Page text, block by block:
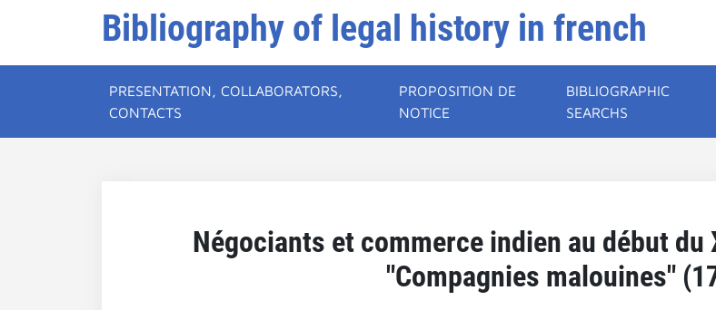
Bibliography of legal history in french
PRESENTATION, COLLABORATORS,
CONTACTS
PROPOSITION DE
NOTICE
BIBLIOGRAPHIC
SEARCHS
Négociants et commerce indien au début
"Compagnies malouines"